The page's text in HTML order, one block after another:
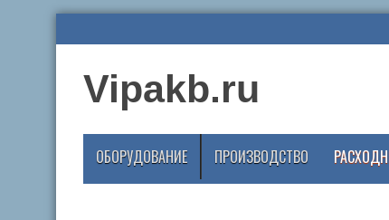
Vipakb.ru
ОБОРУДОВАНИЕ ПРОИЗВОДСТВО